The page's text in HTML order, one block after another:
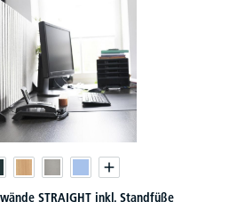
STRAIGHT inkl. Standfüße